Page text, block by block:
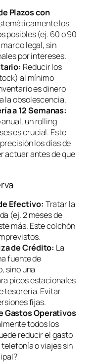
Plazos con
los
posibles (ej. 60 o 90
legal, sin
por intereses.
Reducir los
al mínimo
es dinero
la obsolescencia.
a 12 Semanas:
unrolling
es crucial. Este
los días de
actuar antes de que
Efectivo: Tratar la
(ej. 2 meses de
más. Este colchón
de Crédito: La
fuente de
sino una
picos estacionales
tesorería. Evitar
fijas.
Gastos Operativos
todos los
reducir el gasto
telefonía o viajes sin